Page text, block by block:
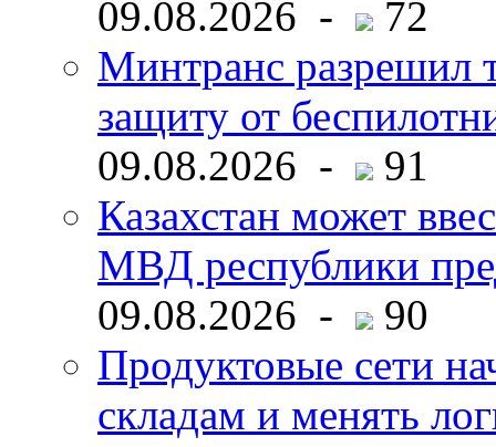
09.08.2026 -
72
Минтранс разрешил
защиту от
09.08.2026 -
91
Казахстан может
МВД республики
09.08.2026 -
90
Продуктовые сети
складам и менять